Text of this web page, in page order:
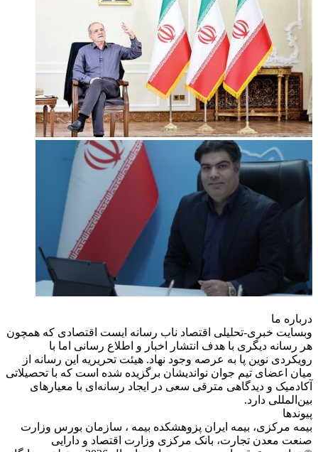
درباره‌ ما
وبسایت خبری-تحلیلی اقتصاد ناب رسانه‌ ایست اقتصادی که همچون
هر رسانه دیگری با هدف انتشار اخبار و اطلاع رسانی اما با
رویکردی نوین پا به عرصه وجود نهاد. هیئت تحریریه این رسانه از
میان اعضای تیم جوان نواندیشان برگزیده شده است که با تحصیلاتی
آکادمیک و دیدگاهی‌ مترقی سعی در ایجاد رسانه‌ای با معیار‌های
بین‌المللی دارد.
پیوندها
بیمه مرکزی، بیمه ایران پزوهشکده بیمه ، سازمان بورس وزارت
صنعت معدن تجارت، بانک مرکزی وزارت اقتصاد و دارایی